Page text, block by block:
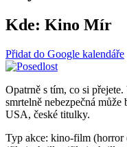
Kde: Kino Mír
Přidat do Google kalendáře
Opatrně s tím, co si
smrtelně nebezpečná
USA, české titulky.
Typ akce: kino-film